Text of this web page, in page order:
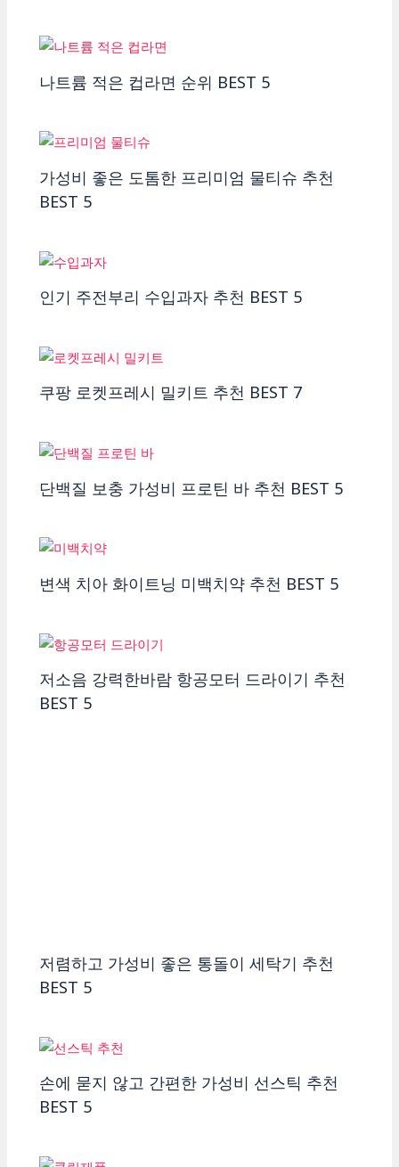
나트륨 적은 컵라면 순위 BEST 5
가성비 좋은 도톰한 프리미엄 물티슈 추천
BEST 5
인기 주전부리 수입과자 추천 BEST 5
쿠팡 로켓프레시 밀키트 추천 BEST 7
단백질 보충 가성비 프로틴 바 추천 BEST 5
변색 치아 화이트닝 미백치약 추천 BEST 5
저소음 강력한바람 항공모터 드라이기 추천
BEST 5
저렴하고 가성비 좋은 통돌이 세탁기 추천
BEST 5
손에 묻지 않고 간편한 가성비 선스틱 추천
BEST 5